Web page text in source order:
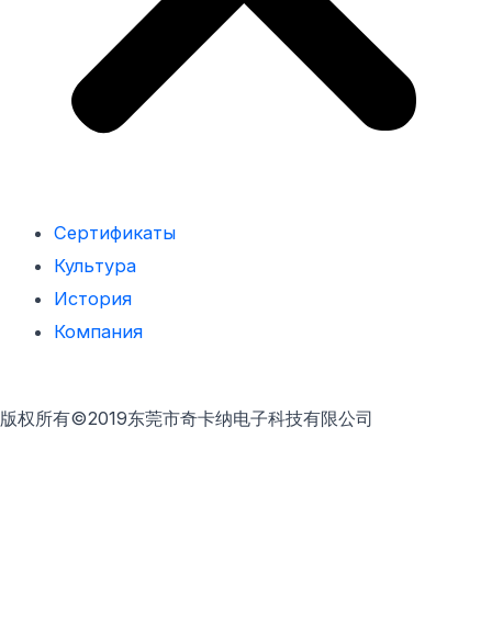
Сертификаты
Культура
История
Компания
版权所有©2019东莞市奇卡纳电子科技有限公司